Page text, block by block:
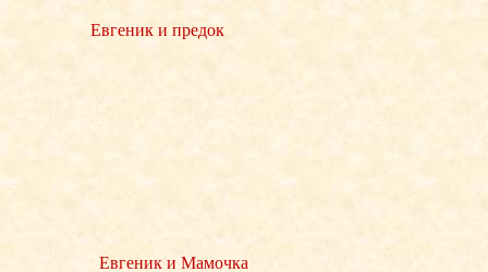
Евгеник и предок
Евгеник и Мамочка